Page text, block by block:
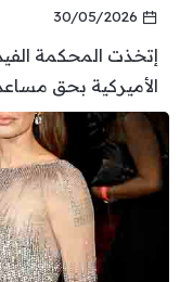
30/05/2026
إتخذت المحكمة
الأميركية بحق